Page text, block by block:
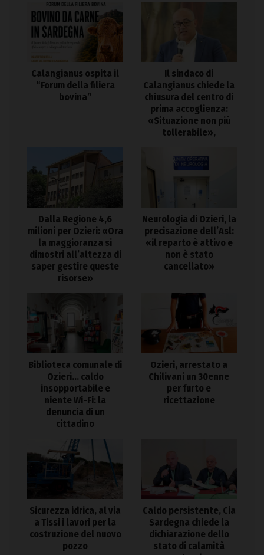
Calangianus ospita il
“Forum della filiera
bovina”
Il sindaco di
Calangianus chiede la
chiusura del centro di
prima accoglienza:
«Situazione non più
tollerabile»,
Dalla Regione 4,6
milioni per Ozieri: «Ora
la maggioranza si
dimostri all’altezza di
saper gestire queste
risorse»
Neurologia di Ozieri, la
precisazione dell’Asl:
«il reparto è attivo e
non è stato
cancellato»
Biblioteca comunale di
Ozieri… caldo
insopportabile e
niente Wi-Fi: la
denuncia di un
cittadino
Ozieri, arrestato a
Chilivani un 30enne
per furto e
ricettazione
Sicurezza idrica, al via
a Tissi i lavori per la
costruzione del nuovo
pozzo
Caldo persistente, Cia
Sardegna chiede la
dichiarazione dello
stato di calamità